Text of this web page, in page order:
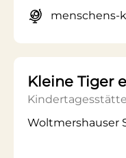
menschens-
Kleine Tiger
Kindertagesstätte
Woltmershauser